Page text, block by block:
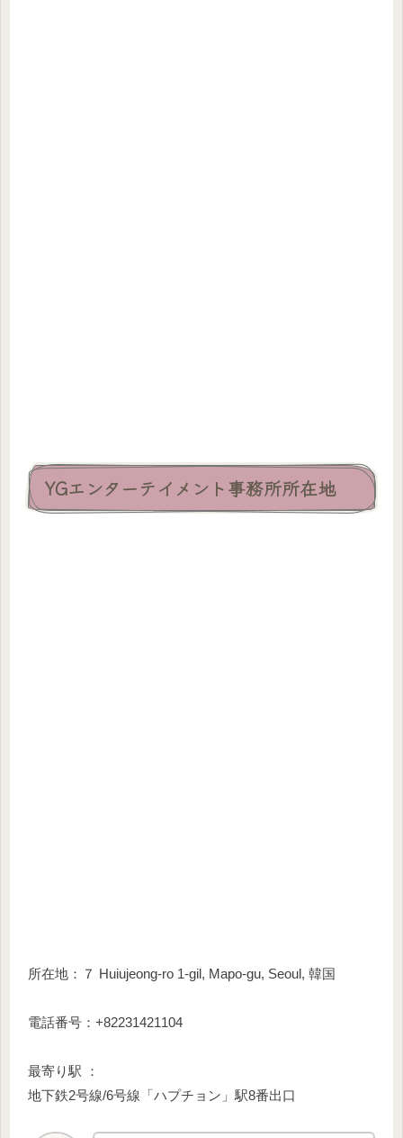
YGエンターテイメント事務所所在地
所在地：７ Huiujeong-ro 1-gil, Mapo-gu, Seoul, 韓国
電話番号：+82231421104
最寄り駅 ：
地下鉄2号線/6号線「ハプチョン」駅8番出口